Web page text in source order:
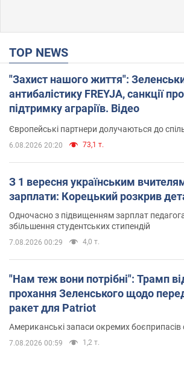
TOP NEWS
"Захист нашого життя":
антибалістику FREYJA, санкції
підтримку аграріїв. Відео
Європейські партнери долучаються до
6.08.2026 20:20 73,1 т.
З 1 вересня українським
зарплати: Корецький розкрив
Одночасно з підвищенням зарплат
збільшення студентських стипендій
7.08.2026 00:29 4,0 т.
"Нам теж вони потрібні": Трамп
прохання Зеленського щодо
ракет для Patriot
Американські запаси окремих боєприпасів
7.08.2026 00:59 1,2 т.